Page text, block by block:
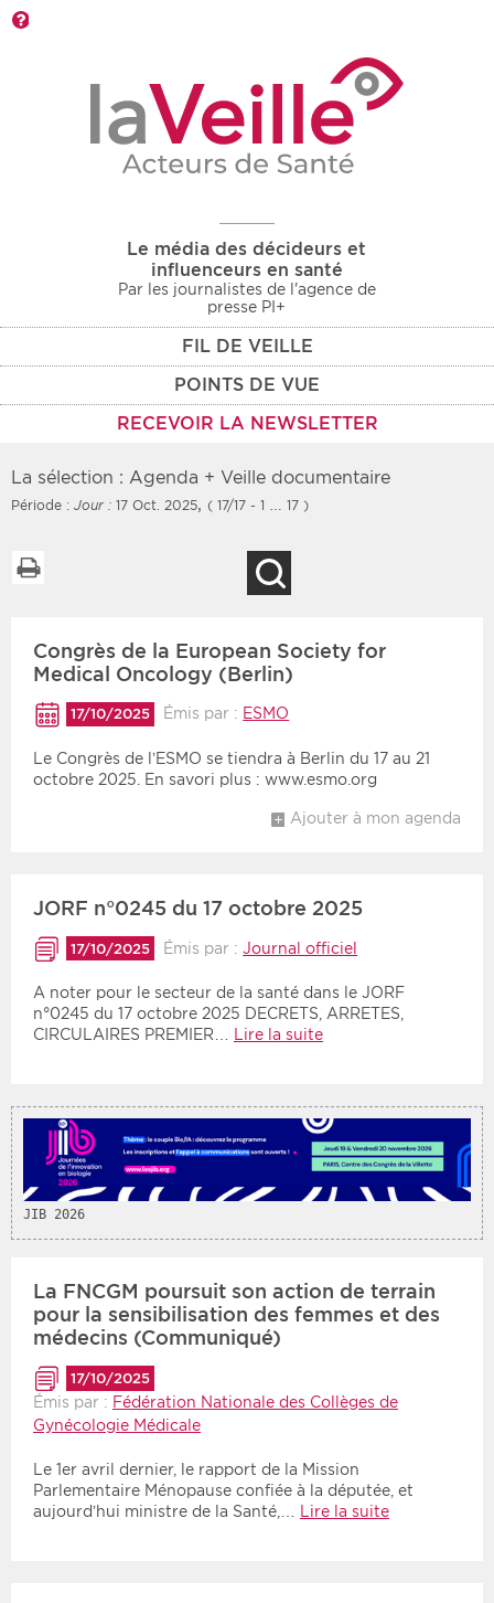
Le média des décideurs et
influenceurs en santé
Par les journalistes de l'agence de
presse PI+
FIL DE VEILLE
POINTS DE VUE
RECEVOIR LA NEWSLETTER
Rendez-vous des 7
prochains jours
Communiqués des 10
derniers jours
Recherche par mots clés
Type d'information
Rendez-vous
Communiqués
Les deux
Protection sociale
Sanitaire
Choisir une zone
Période Tri
Inversé
La sélection : Agenda + Veille documentaire
Période : Jour : 17 Oct. 2025, ( 17/17 - 1 … 17 )
Congrès de la European Society for
Medical Oncology (Berlin)
17/10/2025 Émis par : ESMO
Le Congrès de l’ESMO se tiendra à Berlin du 17 au 21
octobre 2025. En savori plus : www.esmo.org
Ajouter à mon agenda
JORF n°0245 du 17 octobre 2025
17/10/2025 Émis par :Journal officiel
A noter pour le secteur de la santé dans le JORF
n°0245 du 17 octobre 2025 DECRETS, ARRETES,
CIRCULAIRES PREMIER…
Lire la suite
JIB 2026
La FNCGM poursuit son action de terrain
pour la sensibilisation des femmes et des
médecins (Communiqué)
17/10/2025
Émis par : Fédération Nationale des Collèges de
Gynécologie Médicale
Le 1er avril dernier, le rapport de la Mission
Parlementaire Ménopause confiée à la députée, et
aujourd’hui ministre de la Santé,… Lire la suite